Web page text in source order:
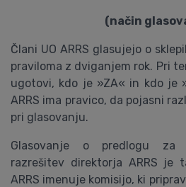
(način
Člani UO ARRS glasujejo o
praviloma z dviganjem rok. Pri
ugotovi, kdo je »ZA« in kdo je
ARRS ima pravico, da pojasni
pri glasovanju.
Glasovanje o predlogu za
razrešitev direktorja ARRS je
ARRS imenuje komisijo, ki